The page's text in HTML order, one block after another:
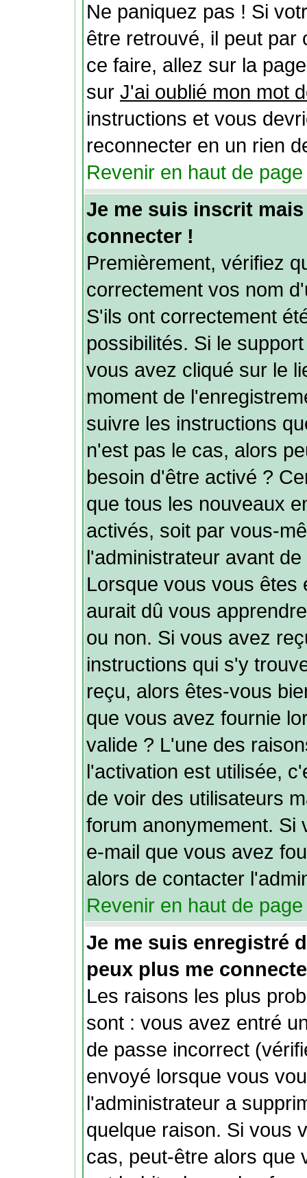
Ne paniquez pas ! Si
être retrouvé, il peut par
ce faire, allez sur la
sur J'ai oublié mon mot
instructions et vous
reconnecter en un rien
Revenir en haut de page
Je me suis inscrit
connecter !
Premièrement, vérifiez
correctement vos nom
S'ils ont correctement
possibilités. Si le
vous avez cliqué sur le
moment de
suivre les instructions
n'est pas le cas, alors
besoin d'être activé ?
que tous les nouveaux
activés, soit par vous-
l'administrateur avant
Lorsque vous vous êtes
aurait dû vous
ou non. Si vous avez
instructions qui s'y
reçu, alors êtes-vous
que vous avez fournie
valide ? L'une des
l'activation est utilisée,
de voir des utilisateurs
forum anonymement. Si
e-mail que vous avez
alors de contacter
Revenir en haut de page
Je me suis enregistré
peux plus me
Les raisons les plus
sont : vous avez entré
de passe incorrect
envoyé lorsque vous
l'administrateur a
quelque raison. Si vous
cas, peut-être alors que